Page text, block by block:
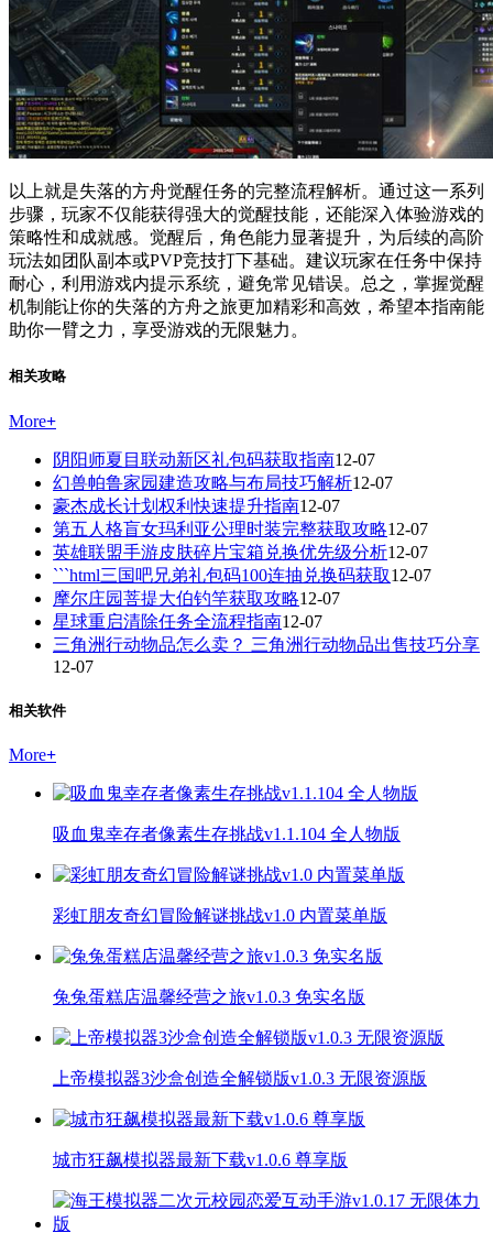
以上就是失落的方舟觉醒任务的完整流程解析。通过这一系列
步骤，玩家不仅能获得强大的觉醒技能，还能深入体验游戏的
策略性和成就感。觉醒后，角色能力显著提升，为后续的高阶
玩法如团队副本或PVP竞技打下基础。建议玩家在任务中保持
耐心，利用游戏内提示系统，避免常见错误。总之，掌握觉醒
机制能让你的失落的方舟之旅更加精彩和高效，希望本指南能
助你一臂之力，享受游戏的无限魅力。
相关攻略
More+
阴阳师夏目联动新区礼包码获取指南12-07
幻兽帕鲁家园建造攻略与布局技巧解析12-07
豪杰成长计划权利快速提升指南12-07
第五人格盲女玛利亚公理时装完整获取攻略12-07
英雄联盟手游皮肤碎片宝箱兑换优先级分析12-07
```html三国吧兄弟礼包码100连抽兑换码获取12-07
摩尔庄园菩提大伯钓竿获取攻略12-07
星球重启清除任务全流程指南12-07
三角洲行动物品怎么卖？ 三角洲行动物品出售技巧分享
12-07
相关软件
More+
吸血鬼幸存者像素生存挑战v1.1.104 全人物版
彩虹朋友奇幻冒险解谜挑战v1.0 内置菜单版
兔兔蛋糕店温馨经营之旅v1.0.3 免实名版
上帝模拟器3沙盒创造全解锁版v1.0.3 无限资源版
城市狂飙模拟器最新下载v1.0.6 尊享版